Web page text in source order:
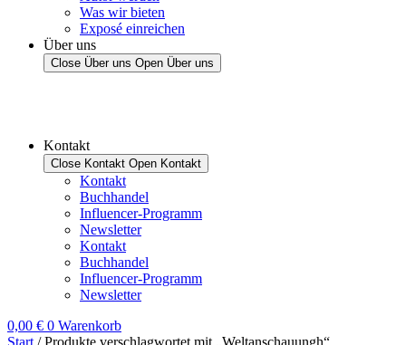
Was wir bieten
Exposé einreichen
Über uns
Close Über uns Open Über uns
Kontakt
Close Kontakt Open Kontakt
Kontakt
Buchhandel
Influencer-Programm
Newsletter
Kontakt
Buchhandel
Influencer-Programm
Newsletter
0,00 € 0 Warenkorb
Start / Produkte verschlagwortet mit „Weltanschauungh“